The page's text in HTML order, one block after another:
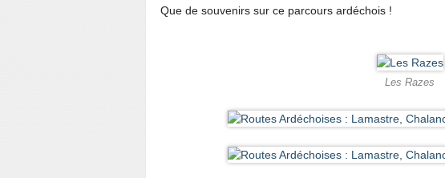
Que de souvenirs sur ce parcours ardéchois !
Les Razes